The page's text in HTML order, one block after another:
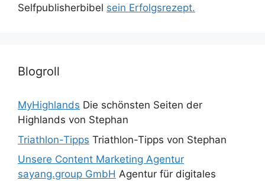
Selfpublisherbibel sein Erfolgsrezept.
Blogroll
MyHighlands Die schönsten Seiten der
Highlands von Stephan
Triathlon-Tipps Triathlon-Tipps von Stephan
Unsere Content Marketing Agentur
sayang.group GmbH Agentur für digitales